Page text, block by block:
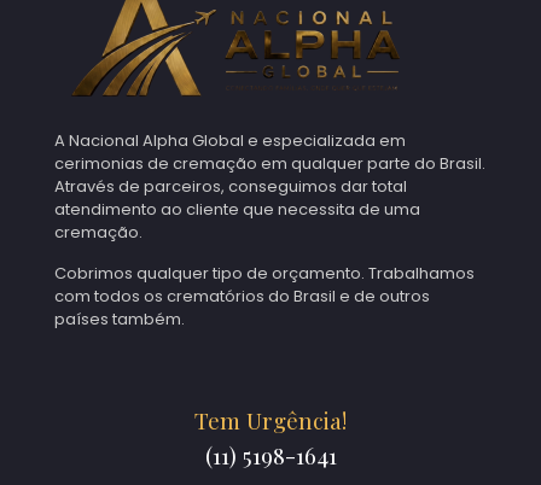
A Nacional Alpha Global e especializada em
cerimonias de cremação em qualquer parte do Brasil.
Através de parceiros, conseguimos dar total
atendimento ao cliente que necessita de uma
cremação.
Cobrimos qualquer tipo de orçamento. Trabalhamos
com todos os crematórios do Brasil e de outros
países também.
Tem Urgência!
(11) 5198-1641